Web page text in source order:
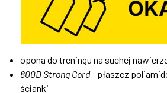
opona do treningu na suchej
800D Strong Cord- płaszcz
ścianki